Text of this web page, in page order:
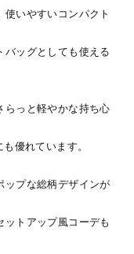
いやすいコンパクト
バッグとしても使える
らっと軽やかな持ち心
優れています。
ップな総柄デザインが
トアップ風コーデも